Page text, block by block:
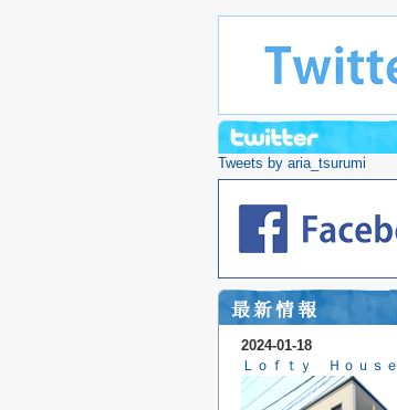
Tweets by aria_tsurumi
2024-01-18
Ｌｏｆｔｙ Ｈｏｕｓｅ